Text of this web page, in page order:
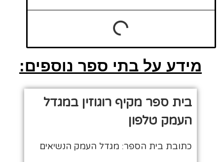
מידע על בתי ספר נוספים:
בית ספר מקיף רוגוזין במגדל
העמק טלפון
כתובת בית הספר: מגדל העמק הנשיאים